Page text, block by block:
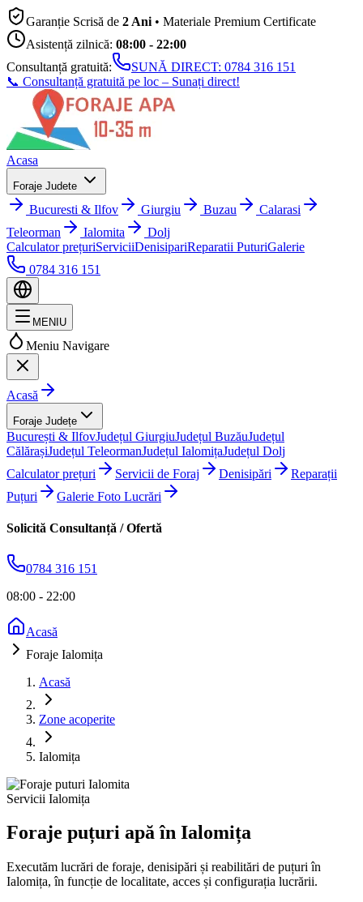
Garanție Scrisă de 2 Ani • Materiale Premium Certificate
Asistență zilnică: 08:00 - 22:00
Consultanță gratuită:
SUNĂ DIRECT: 0784 316 151
📞 Consultanță gratuită pe loc – Sunați direct!
Acasa
Foraje Judete
Bucuresti & Ilfov Giurgiu Buzau
Calarasi
Teleorman
Ialomita
Dolj
Calculator prețuriServiciiDenisipariReparatii PuturiGalerie
0784 316 151
MENIU
Meniu Navigare
Acasă
Foraje Județe
București & IlfovJudețul GiurgiuJudețul BuzăuJudețul
CălărașiJudețul TeleormanJudețul IalomițaJudețul Dolj
Calculator prețuri
Servicii de Foraj Denisipări
Reparații
Puțuri
Galerie Foto Lucrări
Solicită Consultanță / Ofertă
0784 316 151
08:00 - 22:00
Acasă
Foraje Ialomița
Acasă
Zone acoperite
Ialomița
Servicii Ialomița
Foraje puțuri apă în Ialomița
Executăm lucrări de foraje, denisipări și reabilitări de puțuri în
Ialomița, în funcție de localitate, acces și configurația lucrării.